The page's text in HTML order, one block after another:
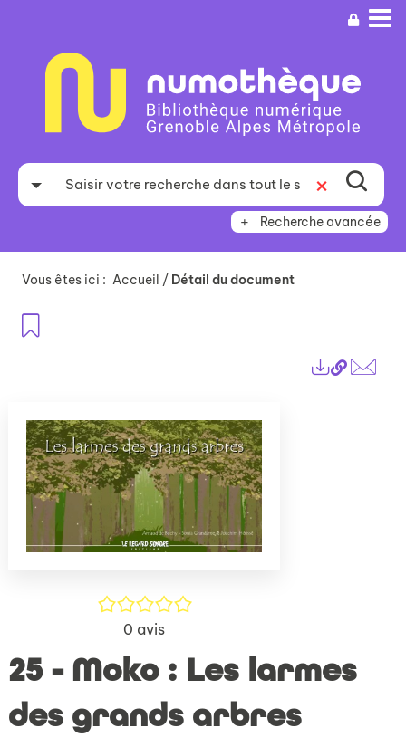
recherche
Recherche avancée
Vous êtes ici : Accueil / Détail du document
Lien
/5
0 avis
25 - Moko : Les larmes
des grands arbres